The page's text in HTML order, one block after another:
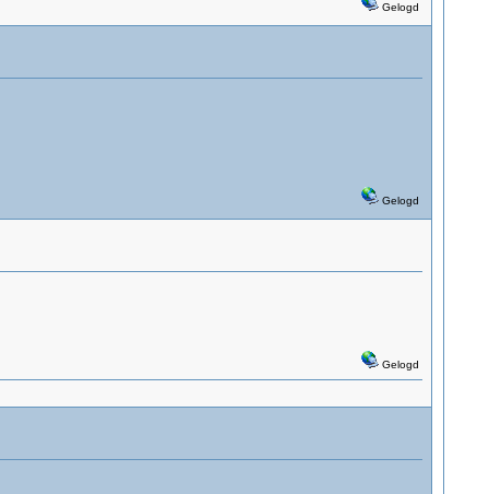
Gelogd
Gelogd
Gelogd